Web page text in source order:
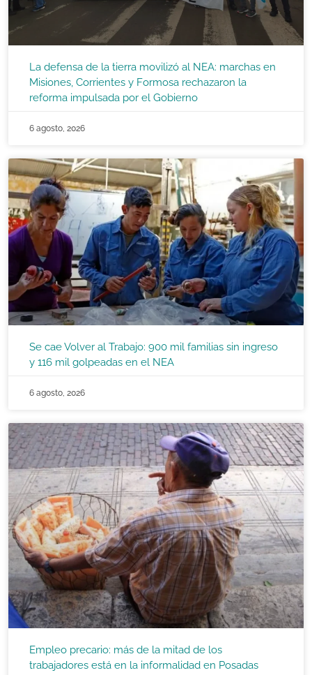
La defensa de la tierra movilizó al NEA: marchas en
Misiones, Corrientes y Formosa rechazaron la
reforma impulsada por el Gobierno
6 agosto, 2026
Se cae Volver al Trabajo: 900 mil familias sin ingreso
y 116 mil golpeadas en el NEA
6 agosto, 2026
Empleo precario: más de la mitad de los
trabajadores está en la informalidad en Posadas